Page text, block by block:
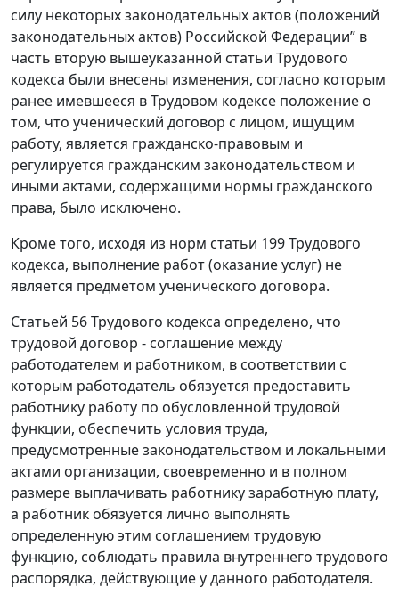
силу некоторых законодательных актов (положений
законодательных актов) Российской Федерации” в
часть вторую вышеуказанной статьи Трудового
кодекса были внесены изменения, согласно которым
ранее имевшееся в Трудовом кодексе положение о
том, что ученический договор с лицом, ищущим
работу, является гражданско-правовым и
регулируется гражданским законодательством и
иными актами, содержащими нормы гражданского
права, было исключено.
Кроме того, исходя из норм статьи 199 Трудового
кодекса, выполнение работ (оказание услуг) не
является предметом ученического договора.
Статьей 56 Трудового кодекса определено, что
трудовой договор - соглашение между
работодателем и работником, в соответствии с
которым работодатель обязуется предоставить
работнику работу по обусловленной трудовой
функции, обеспечить условия труда,
предусмотренные законодательством и локальными
актами организации, своевременно и в полном
размере выплачивать работнику заработную плату,
а работник обязуется лично выполнять
определенную этим соглашением трудовую
функцию, соблюдать правила внутреннего трудового
распорядка, действующие у данного работодателя.